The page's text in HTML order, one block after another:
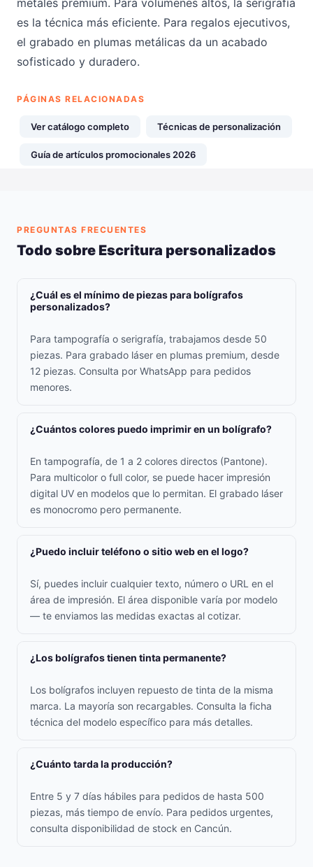
metales premium. Para volúmenes altos, la serigrafía
es la técnica más eficiente. Para regalos ejecutivos,
el grabado en plumas metálicas da un acabado
sofisticado y duradero.
PÁGINAS RELACIONADAS
Ver catálogo completo Técnicas de personalización
Guía de artículos promocionales 2026
PREGUNTAS FRECUENTES
Todo sobre Escritura personalizados
¿Cuál es el mínimo de piezas para bolígrafos
personalizados?
Para tampografía o serigrafía, trabajamos desde 50
piezas. Para grabado láser en plumas premium, desde
12 piezas. Consulta por WhatsApp para pedidos
menores.
¿Cuántos colores puedo imprimir en un bolígrafo?
En tampografía, de 1 a 2 colores directos (Pantone).
Para multicolor o full color, se puede hacer impresión
digital UV en modelos que lo permitan. El grabado láser
es monocromo pero permanente.
¿Puedo incluir teléfono o sitio web en el logo?
Sí, puedes incluir cualquier texto, número o URL en el
área de impresión. El área disponible varía por modelo
— te enviamos las medidas exactas al cotizar.
¿Los bolígrafos tienen tinta permanente?
Los bolígrafos incluyen repuesto de tinta de la misma
marca. La mayoría son recargables. Consulta la ficha
técnica del modelo específico para más detalles.
¿Cuánto tarda la producción?
Entre 5 y 7 días hábiles para pedidos de hasta 500
piezas, más tiempo de envío. Para pedidos urgentes,
consulta disponibilidad de stock en Cancún.